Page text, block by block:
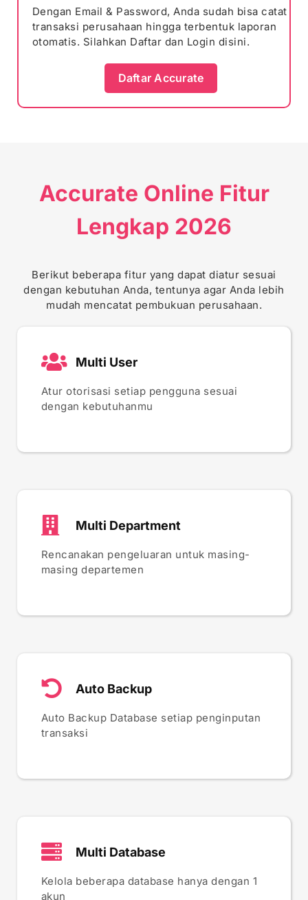
Dengan Email & Password, Anda sudah bisa catat
transaksi perusahaan hingga terbentuk laporan
otomatis. Silahkan Daftar dan Login disini.
Daftar Accurate
Accurate Online Fitur
Lengkap 2026
Berikut beberapa fitur yang dapat diatur sesuai
dengan kebutuhan Anda, tentunya agar Anda lebih
mudah mencatat pembukuan perusahaan.
Multi User
Atur otorisasi setiap pengguna sesuai
dengan kebutuhanmu
Multi Department
Rencanakan pengeluaran untuk masing-
masing departemen
Auto Backup
Auto Backup Database setiap penginputan
transaksi
Multi Database
Kelola beberapa database hanya dengan 1
akun